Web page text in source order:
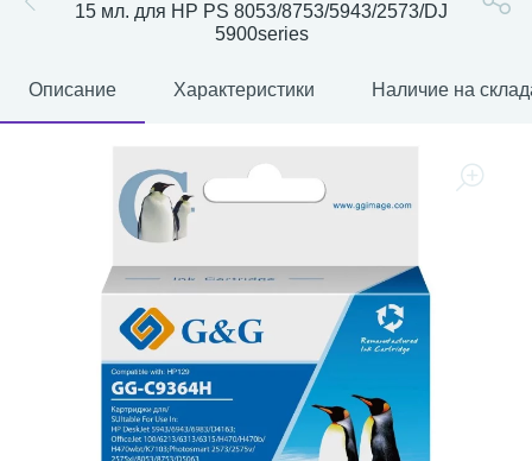
15 мл. для HP PS 8053/8753/5943/2573/DJ
5900series
Описание Характеристики Наличие на